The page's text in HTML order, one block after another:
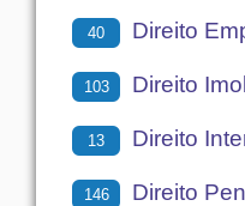
40 Direito
103 Direito
13 Direito
146 Direito